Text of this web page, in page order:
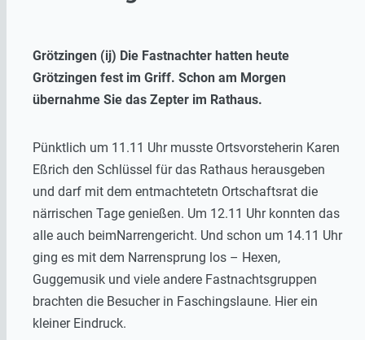
Grötzingen (ij) Die Fastnachter hatten heute
Grötzingen fest im Griff. Schon am Morgen
übernahme Sie das Zepter im Rathaus.
Pünktlich um 11.11 Uhr musste Ortsvorsteherin Karen
Eßrich den Schlüssel für das Rathaus herausgeben
und darf mit dem entmachtetetn Ortschaftsrat die
närrischen Tage genießen. Um 12.11 Uhr konnten das
alle auch beimNarrengericht. Und schon um 14.11 Uhr
ging es mit dem Narrensprung los – Hexen,
Guggemusik und viele andere Fastnachtsgruppen
brachten die Besucher in Faschingslaune. Hier ein
kleiner Eindruck.